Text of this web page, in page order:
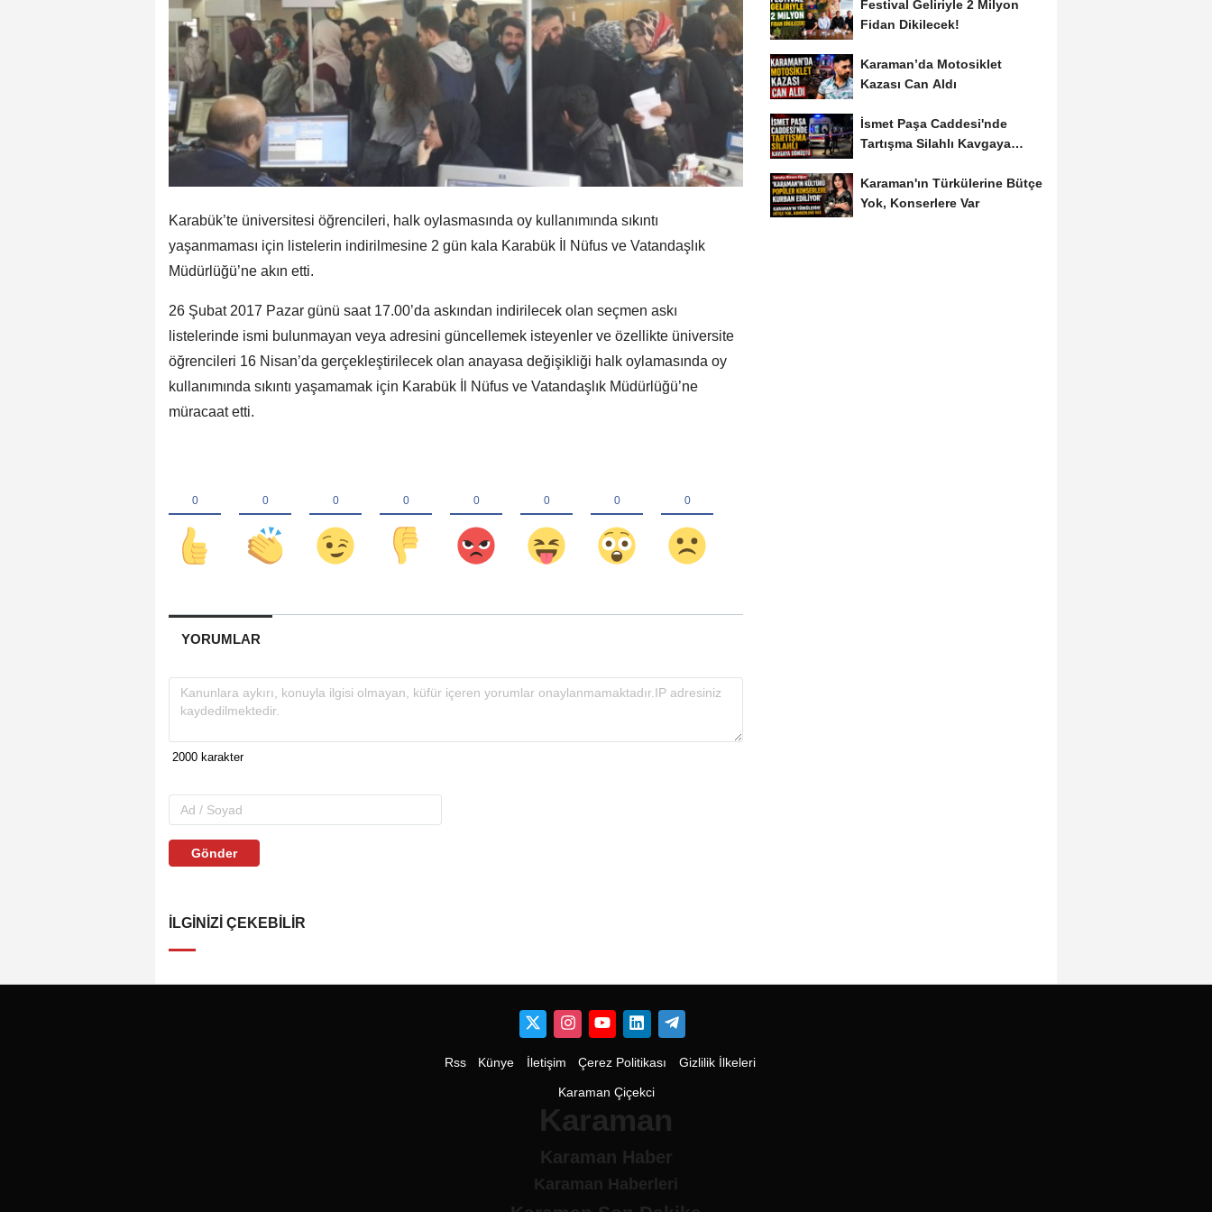
Karabük’te üniversitesi öğrencileri, halk oylasmasında oy kullanımında sıkıntı
yaşanmaması için listelerin indirilmesine 2 gün kala Karabük İl Nüfus ve Vatandaşlık
Müdürlüğü’ne akın etti.
26 Şubat 2017 Pazar günü saat 17.00’da askından indirilecek olan seçmen askı
listelerinde ismi bulunmayan veya adresini güncellemek isteyenler ve özellikte üniversite
öğrencileri 16 Nisan’da gerçekleştirilecek olan anayasa değişikliği halk oylamasında oy
kullanımında sıkıntı yaşamamak için Karabük İl Nüfus ve Vatandaşlık Müdürlüğü’ne
müracaat etti.
YORUMLAR
Gönder
İLGINIZI ÇEKEBILIR
Festival Geliriyle 2 Milyon
Fidan Dikilecek!
Karaman’da Motosiklet
Kazası Can Aldı
İsmet Paşa Caddesi'nde
Tartışma Silahlı Kavgaya
Karaman'ın Türkülerine Bütçe
Yok, Konserlere Var
Rss Künye İletişim Çerez Politikası Gizlilik İlkeleri
Karaman Çiçekci
Karaman
Karaman Haber
Karaman Haberleri